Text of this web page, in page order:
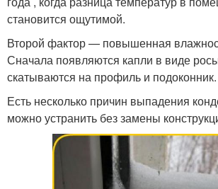
становится ощутимой.
Второй фактор — повышенная
Сначала появляются капли в виде
скатываются на профиль и подоконник.
Есть несколько причин выпадения
можно устранить без замены